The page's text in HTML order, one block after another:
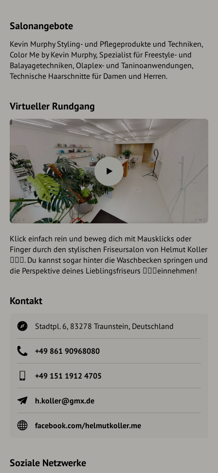
Salonangebote
Kevin Murphy Styling- und Pflegeprodukte und Techniken,
Color Me by Kevin Murphy, Spezialist für Freestyle- und
Balayagetechniken, Olaplex- und Taninoanwendungen,
Technische Haarschnitte für Damen und Herren.
Virtueller Rundgang
Klick einfach rein und beweg dich mit Mausklicks oder
Finger durch den stylischen Friseursalon von Helmut Koller
💇🏼‍♂️. Du kannst sogar hinter die Waschbecken springen und
die Perspektive deines Lieblingsfriseurs 💇🏻‍♀️einnehmen!
Kontakt
Stadtpl. 6, 83278 Traunstein, Deutschland
+49 861 90968080
+49 151 1912 4705
h.koller@gmx.de
facebook.com/helmutkoller.me
Soziale Netzwerke